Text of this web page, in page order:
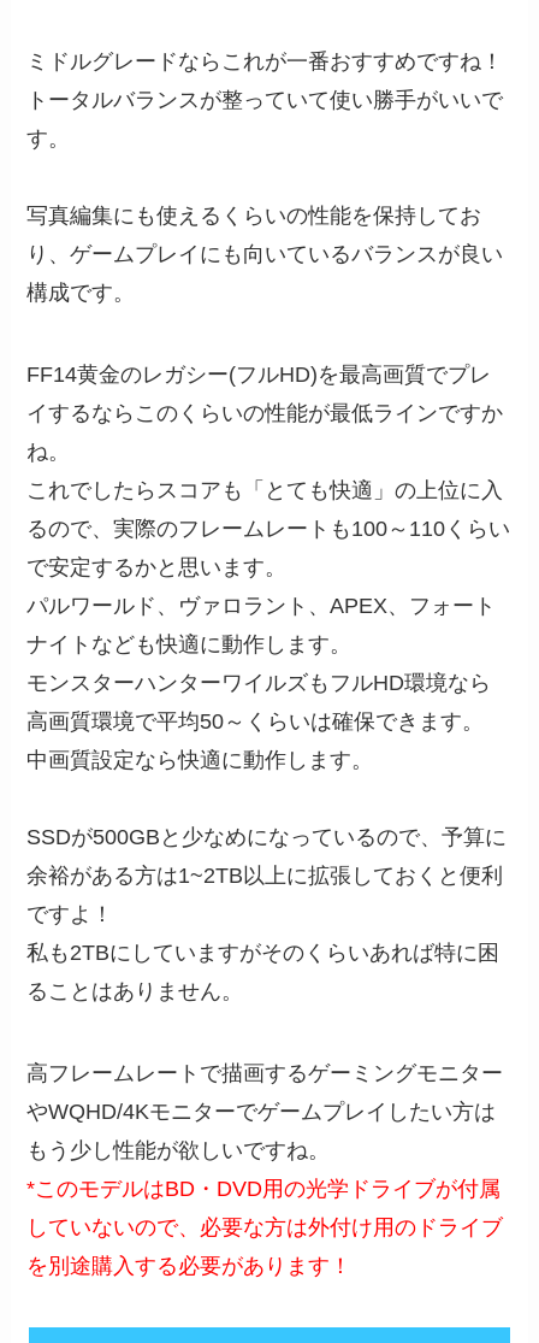
ミドルグレードならこれが一番おすすめですね！
トータルバランスが整っていて使い勝手がいいで
す。
写真編集にも使えるくらいの性能を保持してお
り、ゲームプレイにも向いているバランスが良い
構成です。
FF14黄金のレガシー(フルHD)を最高画質でプレ
イするならこのくらいの性能が最低ラインですか
ね。
これでしたらスコアも「とても快適」の上位に入
るので、実際のフレームレートも100～110くらい
で安定するかと思います。
パルワールド、ヴァロラント、APEX、フォート
ナイトなども快適に動作します。
モンスターハンターワイルズもフルHD環境なら
高画質環境で平均50～くらいは確保できます。
中画質設定なら快適に動作します。
SSDが500GBと少なめになっているので、予算に
余裕がある方は1~2TB以上に拡張しておくと便利
ですよ！
私も2TBにしていますがそのくらいあれば特に困
ることはありません。
高フレームレートで描画するゲーミングモニター
やWQHD/4Kモニターでゲームプレイしたい方は
もう少し性能が欲しいですね。
*このモデルはBD・DVD用の光学ドライブが付属
していないので、必要な方は外付け用のドライブ
を別途購入する必要があります！